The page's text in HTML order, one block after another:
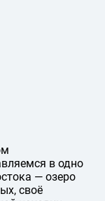
в одно
— озеро
своё